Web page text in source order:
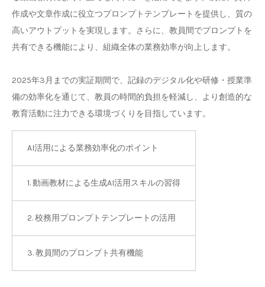
作成や文章作成に役立つプロンプトテンプレートを提供し、質の
高いアウトプットを実現します。さらに、教員間でプロンプトを
共有できる機能により、組織全体の業務効率が向上します。
2025年3月までの実証期間で、記録のデジタル化や研修・授業準
備の効率化を通じて、教員の時間的負担を軽減し、より創造的な
教育活動に注力できる環境づくりを目指しています。
AI活用による業務効率化のポイント
1. 動画教材による生成AI活用スキルの習得
2. 校務用プロンプトテンプレートの活用
3. 教員間のプロンプト共有機能